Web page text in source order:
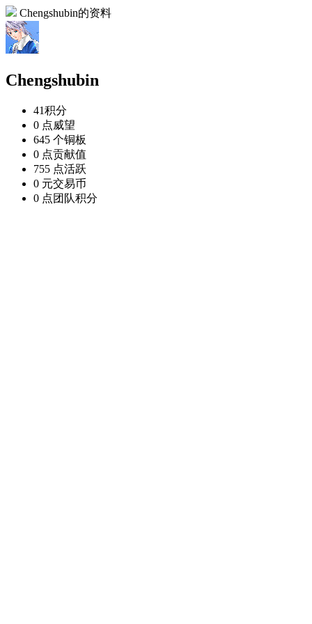
Chengshubin的资料
Chengshubin
41积分
0 点威望
645 个铜板
0 点贡献值
755 点活跃
0 元交易币
0 点团队积分